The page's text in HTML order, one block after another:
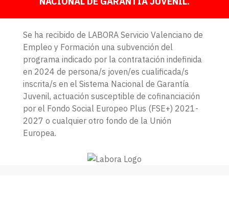
Se ha recibido de LABORA Servicio Valenciano de
Empleo y Formación una subvención del
programa indicado por la contratación indefinida
en 2024 de persona/s joven/es cualificada/s
inscrita/s en el Sistema Nacional de Garantía
Juvenil, actuación susceptible de cofinanciación
por el Fondo Social Europeo Plus (FSE+) 2021-
2027 o cualquier otro fondo de la Unión
Europea.